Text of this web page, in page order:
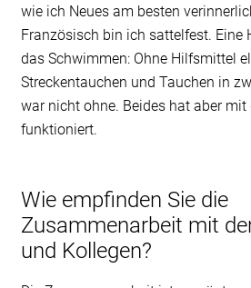
wie ich Neues am besten
Französisch bin ich sattelfest. Eine
das Schwimmen: Ohne Hilfsmittel
Streckentauchen und Tauchen in
war nicht ohne. Beides hat aber
funktioniert.
Wie empfinden Sie die
Zusammenarbeit mit
und Kollegen?